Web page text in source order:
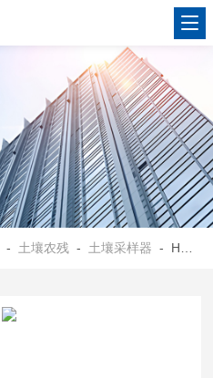
- 土壤农残 - 土壤采样器 - HX-TR-100D产品表面光滑、亮洁 土嚷采样器